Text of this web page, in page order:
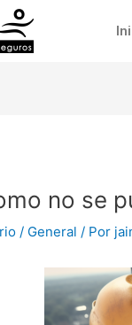
no se
/ General / Por